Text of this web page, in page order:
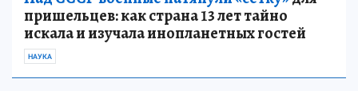
пришельцев: как страна 13 лет тайно
искала и изучала инопланетных гостей
НАУКА